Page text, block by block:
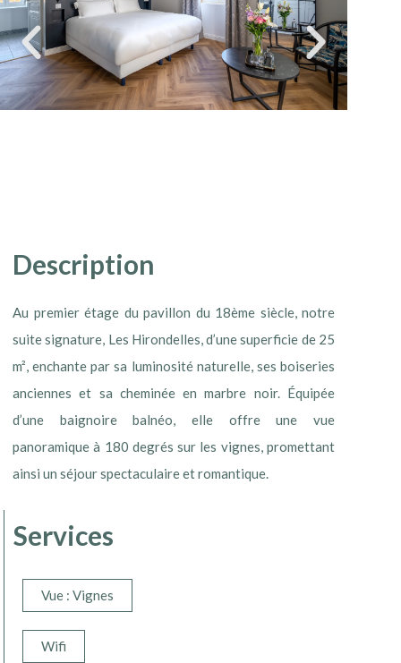
Description
Au premier étage du pavillon du 18ème siècle, notre
suite signature, Les Hirondelles, d’une superficie de 25
m², enchante par sa luminosité naturelle, ses boiseries
anciennes et sa cheminée en marbre noir. Équipée
d’une baignoire balnéo, elle offre une vue
panoramique à 180 degrés sur les vignes, promettant
ainsi un séjour spectaculaire et romantique.
Services
Vue : Vignes
Wifi